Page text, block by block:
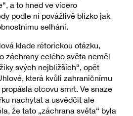
a to hned ve vícero
podle ní povážlivě blízko jak
selhání.
klade rétorickou otázku,
záchrany celého světa neměl
svých nejbližších“, opět
která kvůli zahraničnímu
otcovu smrt. Ve snaze
nachytat a usvědčit ale
že tato „záchrana světa“ byla